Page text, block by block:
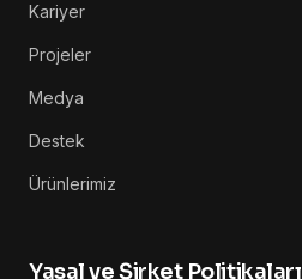
Kariyer
Projeler
Medya
Destek
Ürünlerimiz
Yasal ve Şirket Politikaları